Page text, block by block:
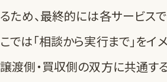
るため、最終的には各サービス
こでは「相談から実行まで」をイ
譲渡側・買収側の双方に共通す